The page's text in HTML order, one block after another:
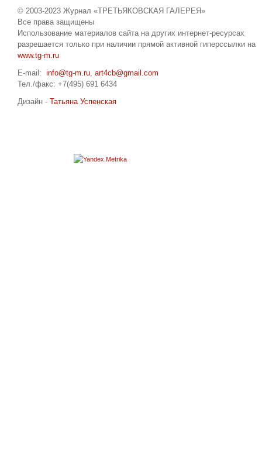
© 2003-2023 Журнал «ТРЕТЬЯКОВСКАЯ ГАЛЕРЕЯ»
Все права защищены
Использование материалов сайта на других интернет-ресурсах
разрешается только при наличии прямой активной гиперссылки на
www.tg-m.ru
E-mail: info@tg-m.ru, art4cb@gmail.com
Тел./факс: +7(495) 691 6434
Дизайн - Татьяна Успенская